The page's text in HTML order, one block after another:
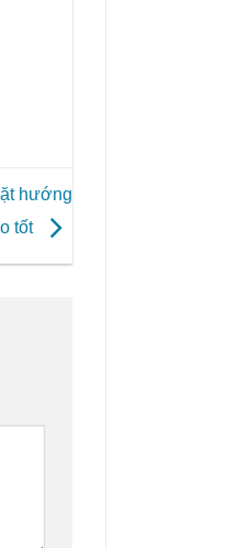
hướng
tốt